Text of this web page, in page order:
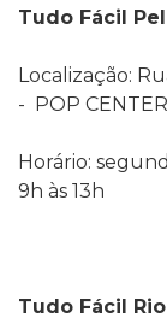
Tudo Fácil
Localização:
- POP CENTER
Horário:
9h às 13h
Tudo Fácil